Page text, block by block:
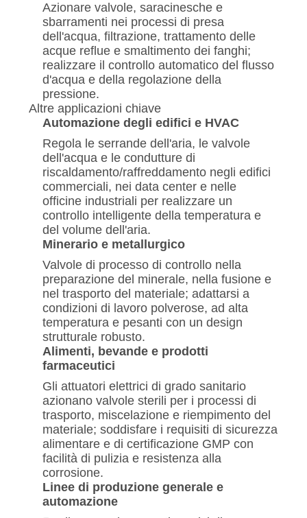
Azionare valvole, saracinesche e
sbarramenti nei processi di presa
dell'acqua, filtrazione, trattamento delle
acque reflue e smaltimento dei fanghi;
realizzare il controllo automatico del flusso
d'acqua e della regolazione della
pressione.
Altre applicazioni chiave
Automazione degli edifici e HVAC
Regola le serrande dell'aria, le valvole
dell'acqua e le condutture di
riscaldamento/raffreddamento negli edifici
commerciali, nei data center e nelle
officine industriali per realizzare un
controllo intelligente della temperatura e
del volume dell'aria.
Minerario e metallurgico
Valvole di processo di controllo nella
preparazione del minerale, nella fusione e
nel trasporto del materiale; adattarsi a
condizioni di lavoro polverose, ad alta
temperatura e pesanti con un design
strutturale robusto.
Alimenti, bevande e prodotti
farmaceutici
Gli attuatori elettrici di grado sanitario
azionano valvole sterili per i processi di
trasporto, miscelazione e riempimento del
materiale; soddisfare i requisiti di sicurezza
alimentare e di certificazione GMP con
facilità di pulizia e resistenza alla
corrosione.
Linee di produzione generale e
automazione